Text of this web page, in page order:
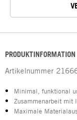
PRODUKTINFORMATION
Artikelnummer
Minimal, funktional
Zusammenarbeit mit
Maximale